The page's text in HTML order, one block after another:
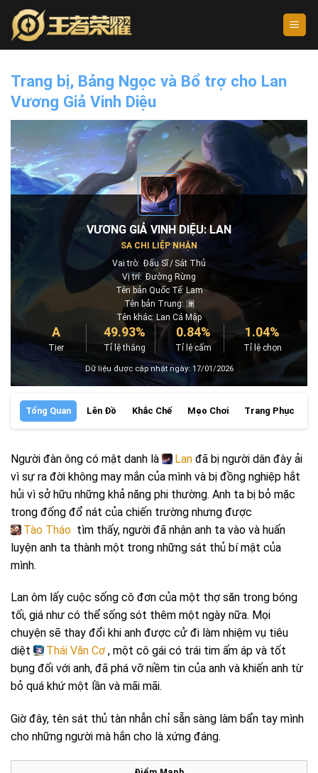
Skip
content
Trang bị, Bảng Ngọc và Bổ trợ cho Lan
Vương Giả Vinh Diệu
VƯƠNG GIẢ VINH DIỆU: LAN
SA CHI LIỆP NHẬN
Vai trò: Đấu Sĩ
Sát Thủ
Vị trí: Đường Rừng
Tên bản Quốc Tế: Lam
Tên bản Trung: 澜
Tên khác: Lan Cá Mập
A
Tier
49.93%
Tỉ lệ thắng
0.84%
Tỉ lệ cấm
1.04%
Tỉ lệ chọn
Dữ liệu được cập nhật ngày: 17/01/2026
Tổng Quan Lên Đồ Khắc Chế Mẹo Chơi Trang Phục
Người đàn ông có mật danh là Lan đã bị người dân đày ải
vì sự ra đời không may mắn của mình và bị đồng nghiệp hắt
hủi vì sở hữu những khả năng phi thường. Anh ta bị bỏ mặc
trong đống đổ nát của chiến trường nhưng được
Tào Tháo tìm thấy, người đã nhận anh ta vào và huấn
luyện anh ta thành một trong những sát thủ bí mật của
mình.
Lan ôm lấy cuộc sống cô đơn của một thợ săn trong bóng
tối, giá như có thể sống sót thêm một ngày nữa. Mọi
chuyện sẽ thay đổi khi anh được cử đi làm nhiệm vụ tiêu
diệt
Thái Văn Cơ , một cô gái có trái tim ấm áp và tốt
bụng đối với anh, đã phá vỡ niềm tin của anh và khiến anh từ
bỏ quá khứ một lần và mãi mãi.
Giờ đây, tên sát thủ tàn nhẫn chỉ sẵn sàng làm bẩn tay mình
cho những người mà hắn cho là xứng đáng.